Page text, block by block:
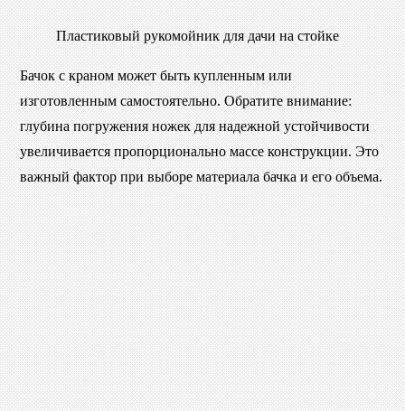
Пластиковый рукомойник для дачи на стойке
Бачок с краном может быть купленным или
изготовленным самостоятельно. Обратите внимание:
глубина погружения ножек для надежной устойчивости
увеличивается пропорционально массе конструкции. Это
важный фактор при выборе материала бачка и его объема.